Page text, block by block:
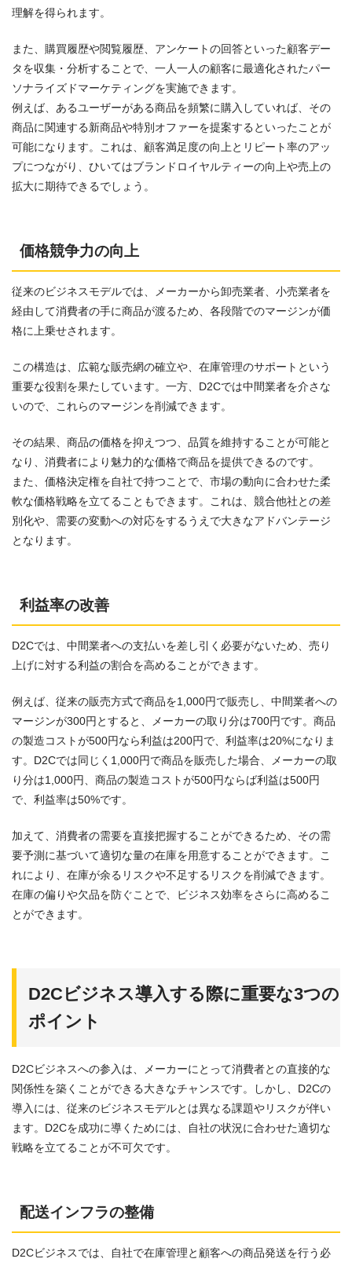
理解を得られます。
また、購買履歴や閲覧履歴、アンケートの回答といった顧客デー
タを収集・分析することで、一人一人の顧客に最適化されたパー
ソナライズドマーケティングを実施できます。
例えば、あるユーザーがある商品を頻繁に購入していれば、その
商品に関連する新商品や特別オファーを提案するといったことが
可能になります。これは、顧客満足度の向上とリピート率のアッ
プにつながり、ひいてはブランドロイヤルティーの向上や売上の
拡大に期待できるでしょう。
価格競争力の向上
従来のビジネスモデルでは、メーカーから卸売業者、小売業者を
経由して消費者の手に商品が渡るため、各段階でのマージンが価
格に上乗せされます。
この構造は、広範な販売網の確立や、在庫管理のサポートという
重要な役割を果たしています。一方、D2Cでは中間業者を介さな
いので、これらのマージンを削減できます。
その結果、商品の価格を抑えつつ、品質を維持することが可能と
なり、消費者により魅力的な価格で商品を提供できるのです。
また、価格決定権を自社で持つことで、市場の動向に合わせた柔
軟な価格戦略を立てることもできます。これは、競合他社との差
別化や、需要の変動への対応をするうえで大きなアドバンテージ
となります。
利益率の改善
D2Cでは、中間業者への支払いを差し引く必要がないため、売り
上げに対する利益の割合を高めることができます。
例えば、従来の販売方式で商品を1,000円で販売し、中間業者への
マージンが300円とすると、メーカーの取り分は700円です。商品
の製造コストが500円なら利益は200円で、利益率は20%になりま
す。D2Cでは同じく1,000円で商品を販売した場合、メーカーの取
り分は1,000円、商品の製造コストが500円ならば利益は500円
で、利益率は50%です。
加えて、消費者の需要を直接把握することができるため、その需
要予測に基づいて適切な量の在庫を用意することができます。こ
れにより、在庫が余るリスクや不足するリスクを削減できます。
在庫の偏りや欠品を防ぐことで、ビジネス効率をさらに高めるこ
とができます。
D2Cビジネス導入する際に重要な3つの
ポイント
D2Cビジネスへの参入は、メーカーにとって消費者との直接的な
関係性を築くことができる大きなチャンスです。しかし、D2Cの
導入には、従来のビジネスモデルとは異なる課題やリスクが伴い
ます。D2Cを成功に導くためには、自社の状況に合わせた適切な
戦略を立てることが不可欠です。
配送インフラの整備
D2Cビジネスでは、自社で在庫管理と顧客への商品発送を行う必